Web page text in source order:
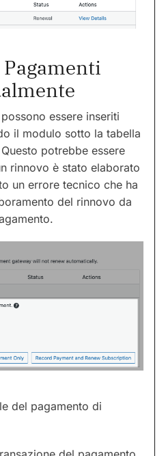
essere inseriti
il modulo sotto la tabella
potrebbe essere
rinnovo è stato elaborato
un errore tecnico che ha
del rinnovo da
del pagamento di